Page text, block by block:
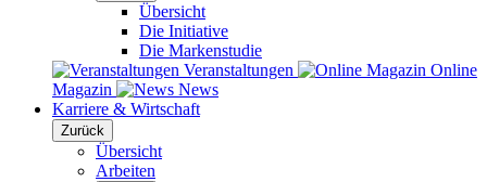
Übersicht
Die Initiative
Die Markenstudie
Veranstaltungen
Online
Magazin
News
Karriere & Wirtschaft
Zurück
Übersicht
Arbeiten